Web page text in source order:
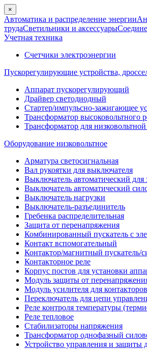
×
Автоматика и распределение энергии
трудаСветильники и аксессуары
Учетная техника
Счетчики электроэнергии
Пускорегулирующие устройства,
Аппарат пускорегулирующий
Драйвер светодиодный
Стартер/импульсно-зажигающее
Трансформатор высоковольтного
Трансформатор для
Оборудование низковольтное
Арматура светосигнальная
Вал рукоятки для выключателя
Выключатель автоматический для
Выключатель автоматический
Выключатель нагрузки
Выключатель-разъединитель
Гребенка распределительная
Защита от перенапряжения
Комбинированный пускатель с
Контакт вспомогательный
Контактор/магнитный пускатель/
Контакторное реле
Корпус постов для установки
Модуль защиты от
Модуль усилителя для контакторов
Переключатель для цепи
Реле контроля температуры
Реле тепловое
Стабилизаторы напряжения
Трансформатор однофазный
Устройство управления и защиты